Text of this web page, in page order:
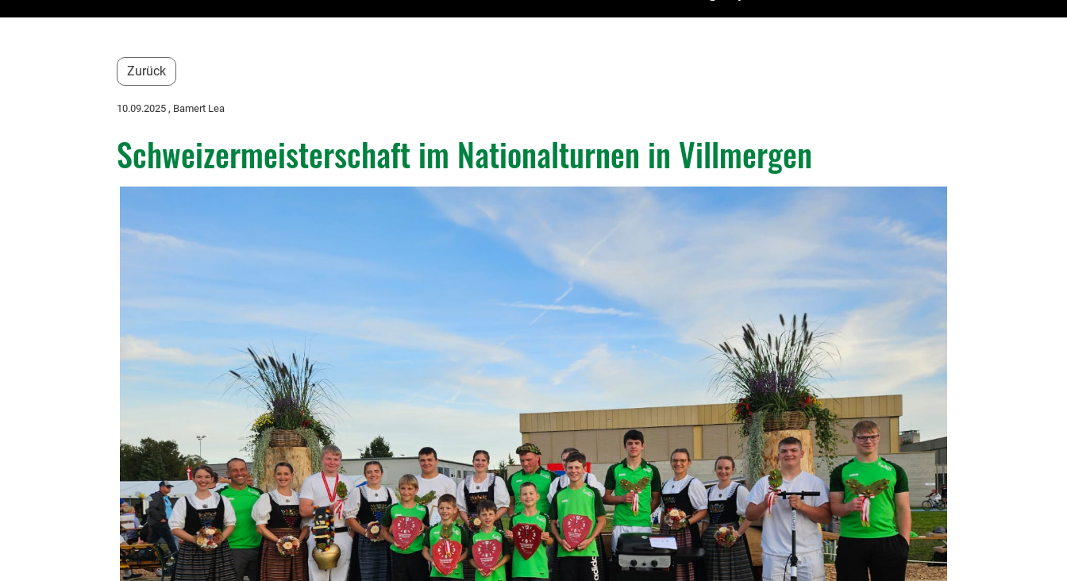
Zurück
10.09.2025 , Bamert Lea
Schweizermeisterschaft im Nationalturnen in Villmergen